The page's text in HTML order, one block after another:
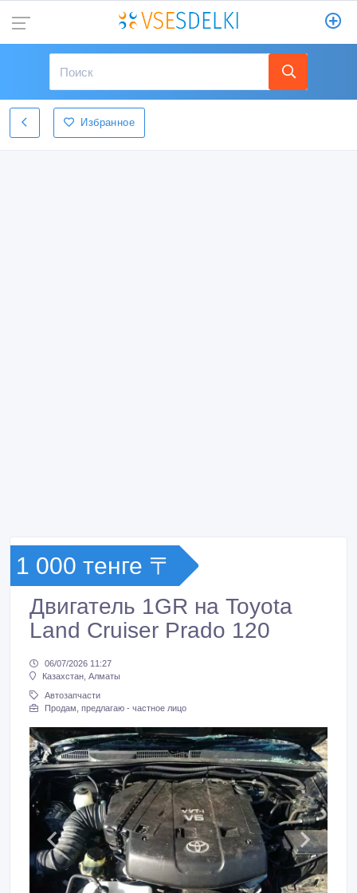
Избранное
1 000 тенге 〒
Двигатель 1GR на Toyota
Land Cruiser Prado 120
06/07/2026 11:27
Казахстан, Алматы
Автозапчасти
Продам, предлагаю - частное лицо